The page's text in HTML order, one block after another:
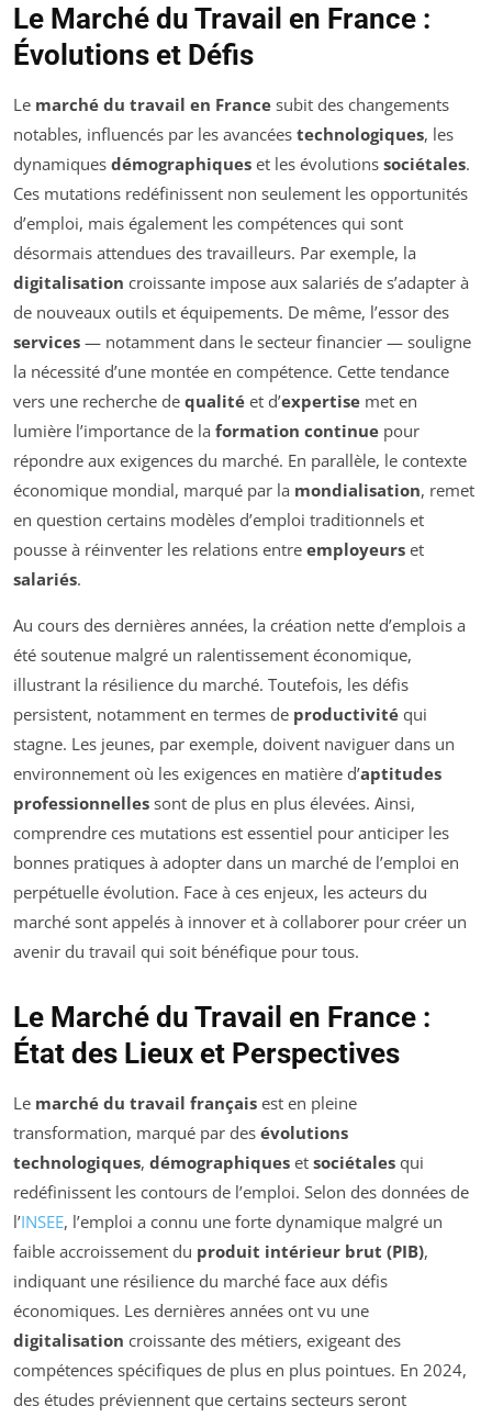
Le Marché du Travail en France :
Évolutions et Défis
Le marché du travail en France subit des changements
notables, influencés par les avancées technologiques, les
dynamiques démographiques et les évolutions sociétales.
Ces mutations redéfinissent non seulement les opportunités
d’emploi, mais également les compétences qui sont
désormais attendues des travailleurs. Par exemple, la
digitalisation croissante impose aux salariés de s’adapter à
de nouveaux outils et équipements. De même, l’essor des
services — notamment dans le secteur financier — souligne
la nécessité d’une montée en compétence. Cette tendance
vers une recherche de qualité et d’expertise met en
lumière l’importance de la formation continue pour
répondre aux exigences du marché. En parallèle, le contexte
économique mondial, marqué par la mondialisation, remet
en question certains modèles d’emploi traditionnels et
pousse à réinventer les relations entre employeurs et
salariés.
Au cours des dernières années, la création nette d’emplois a
été soutenue malgré un ralentissement économique,
illustrant la résilience du marché. Toutefois, les défis
persistent, notamment en termes de productivité qui
stagne. Les jeunes, par exemple, doivent naviguer dans un
environnement où les exigences en matière d’aptitudes
professionnelles sont de plus en plus élevées. Ainsi,
comprendre ces mutations est essentiel pour anticiper les
bonnes pratiques à adopter dans un marché de l’emploi en
perpétuelle évolution. Face à ces enjeux, les acteurs du
marché sont appelés à innover et à collaborer pour créer un
avenir du travail qui soit bénéfique pour tous.
Le Marché du Travail en France :
État des Lieux et Perspectives
Le marché du travail français est en pleine
transformation, marqué par des évolutions
technologiques, démographiques et sociétales qui
redéfinissent les contours de l’emploi. Selon des données de
l’INSEE, l’emploi a connu une forte dynamique malgré un
faible accroissement du produit intérieur brut (PIB),
indiquant une résilience du marché face aux défis
économiques. Les dernières années ont vu une
digitalisation croissante des métiers, exigeant des
compétences spécifiques de plus en plus pointues. En 2024,
des études préviennent que certains secteurs seront